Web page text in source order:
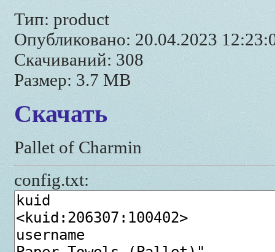
Тип: product
Опубликовано: 20.04.2023
Скачиваний: 308
Размер: 3.7 MB
Скачать
Pallet of Charmin
config.txt: